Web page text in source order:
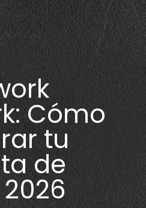
Cómo
tu
de